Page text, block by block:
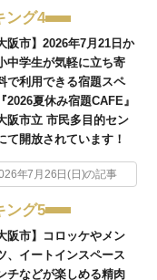
ング4
阪市】2026年7月21日か
中学生が気軽に立ち寄
で利用できる宿題スペ
2026夏休み宿題CAFE』
阪市立 市民多目的セン
て開放されています！
年7月26日(日)の記事
ング5
阪市】コロッケやメン
、イートインスペース
チなどが楽しめる精肉